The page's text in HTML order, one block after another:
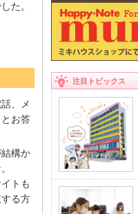
た。
、メ
お答
構か
トも
る方
注目トピックス